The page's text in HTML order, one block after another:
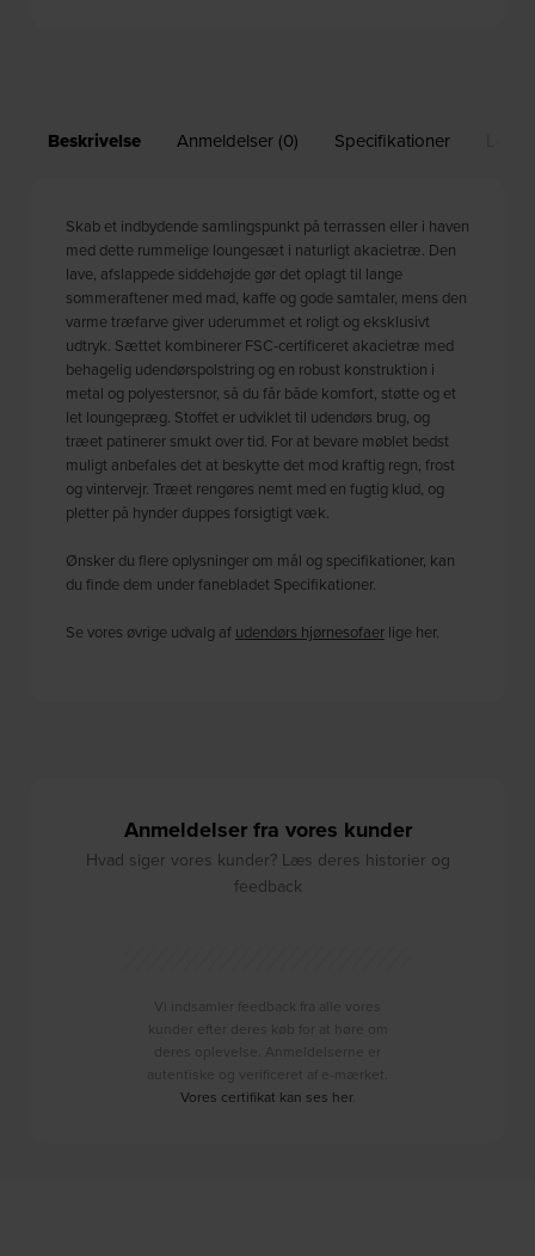
Beskrivelse Anmeldelser (0) Specifikationer
Skab et indbydende samlingspunkt på terrassen eller i haven
med dette rummelige loungesæt i naturligt akacietræ. Den
lave, afslappede siddehøjde gør det oplagt til lange
sommeraftener med mad, kaffe og gode samtaler, mens den
varme træfarve giver uderummet et roligt og eksklusivt
udtryk. Sættet kombinerer FSC-certificeret akacietræ med
behagelig udendørspolstring og en robust konstruktion i
metal og polyestersnor, så du får både komfort, støtte og et
let loungepræg. Stoffet er udviklet til udendørs brug, og
træet patinerer smukt over tid. For at bevare møblet bedst
muligt anbefales det at beskytte det mod kraftig regn, frost
og vintervejr. Træet rengøres nemt med en fugtig klud, og
pletter på hynder duppes forsigtigt væk.
Ønsker du flere oplysninger om mål og specifikationer, kan
du finde dem under fanebladet Specifikationer.
Se vores øvrige udvalg af udendørs hjørnesofaer lige her.
Anmeldelser fra vores kunder
Hvad siger vores kunder? Læs deres historier og
feedback
Vi indsamler feedback fra alle vores
kunder efter deres køb for at høre om
deres oplevelse. Anmeldelserne er
autentiske og verificeret af e-mærket.
Vores certifikat kan ses her.